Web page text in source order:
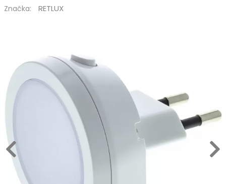
Značka:
RETLUX